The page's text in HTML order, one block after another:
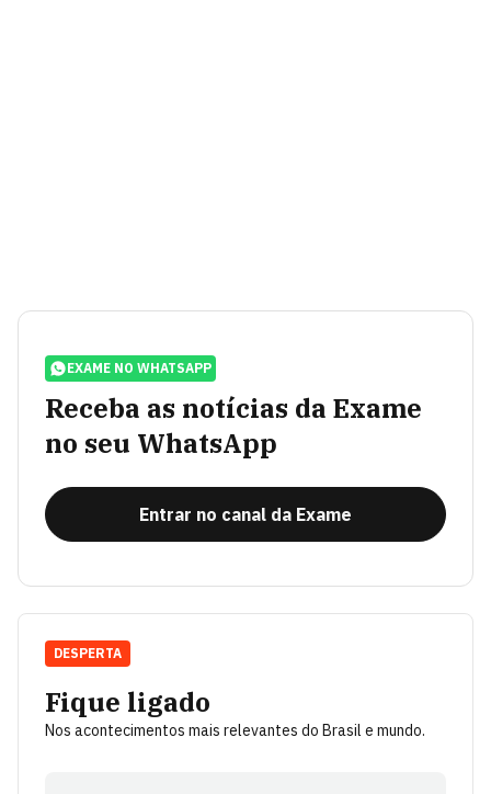
EXAME NO WHATSAPP
Receba as notícias da Exame
no seu WhatsApp
Entrar no canal da Exame
Fique ligado
Nos acontecimentos mais relevantes do Brasil e mundo.
DESPERTA